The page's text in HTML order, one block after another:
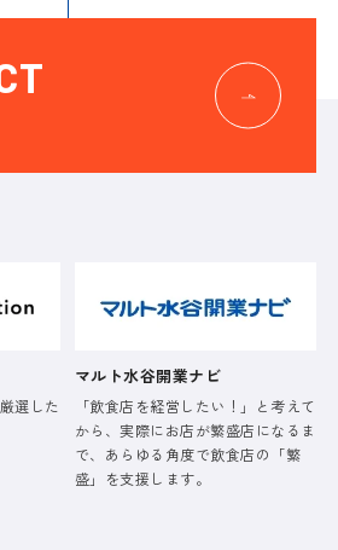
選した
マルト水谷開業ナビ
「飲食店を経営したい！」と考えて
から、実際にお店が繁盛店になるま
で、あらゆる角度で飲食店の「繁
盛」を支援します。